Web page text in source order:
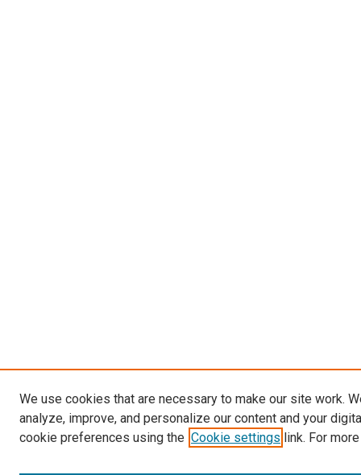
We use cookies that are necessary to make our site work.
analyze, improve, and personalize our content and your
cookie preferences using the Cookie settings link. For